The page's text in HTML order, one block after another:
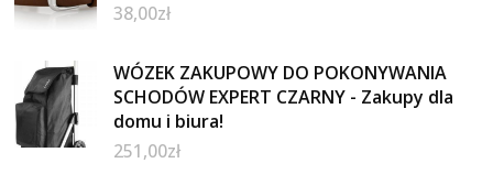
38,00zł
WÓZEK ZAKUPOWY DO POKONYWANIA
SCHODÓW EXPERT CZARNY - Zakupy dla
domu i biura!
251,00zł